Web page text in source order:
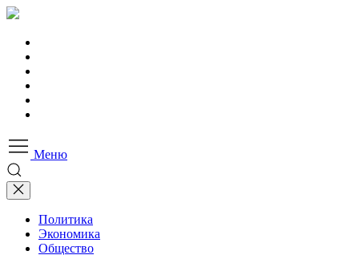
Меню
Политика
Экономика
Общество